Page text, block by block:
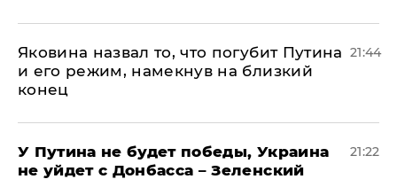
Яковина назвал то, что погубит Путина
и его режим, намекнув на близкий
конец
21:44
У Путина не будет победы, Украина
не уйдет с Донбасса – Зеленский
21:22